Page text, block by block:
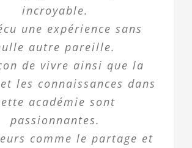
incroyable.
une expérience sans
autre pareille.
de vivre ainsi que la
les connaissances dans
académie sont
passionnantes.
comme le partage et